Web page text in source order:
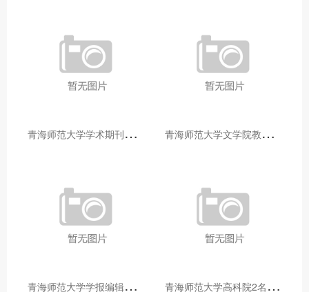
青
海师范大学学术期刊两个专栏入选2025年青海省期刊重点专栏 青
海师范大学文学院教师赴山东省相关高校和学术机构交流学习
青
海师范大学学报编辑部赴大通县城关镇上毛佰胜村开展帮扶慰问活动 青
海师范大学高科院2名专家当选中国科学院院士